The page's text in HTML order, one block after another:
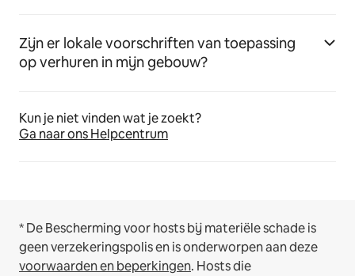
Zijn er lokale voorschriften van toepassing
op verhuren in mijn gebouw?
Kun je niet vinden wat je zoekt?
Ga naar ons Helpcentrum
* De Bescherming voor hosts bij materiële schade is
geen verzekeringspolis en is onderworpen aan deze
voorwaarden en beperkingen. Hosts die